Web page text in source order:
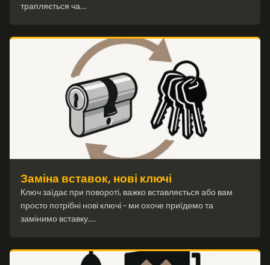
трапляється ча…
Заміна вставок, нові ключі
Ключ заїдає при повороті, важко вставляється або вам
просто потрібні нові ключі – ми охоче приїдемо та
замінимо вставку.…